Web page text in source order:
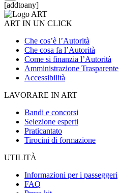
[addtoany]
ART IN UN CLICK
Che cos’è l’Autorità
Che cosa fa l’Autorità
Come si finanzia l’Autorità
Amministrazione Trasparente
Accessibilità
LAVORARE IN ART
Bandi e concorsi
Selezione esperti
Praticantato
Tirocini di formazione
UTILITÀ
Informazioni per i passeggeri
FAQ